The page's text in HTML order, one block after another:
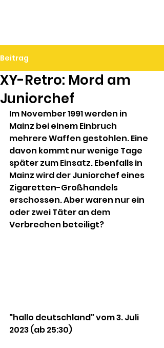
Beitrag
XY-Retro: Mord am
Juniorchef
Im November 1991 werden in
Mainz bei einem Einbruch
mehrere Waffen gestohlen. Eine
davon kommt nur wenige Tage
später zum Einsatz. Ebenfalls in
Mainz wird der Juniorchef eines
Zigaretten-Großhandels
erschossen. Aber waren nur ein
oder zwei Täter an dem
Verbrechen beteiligt?
"hallo deutschland" vom 3. Juli
2023 (ab 25:30)